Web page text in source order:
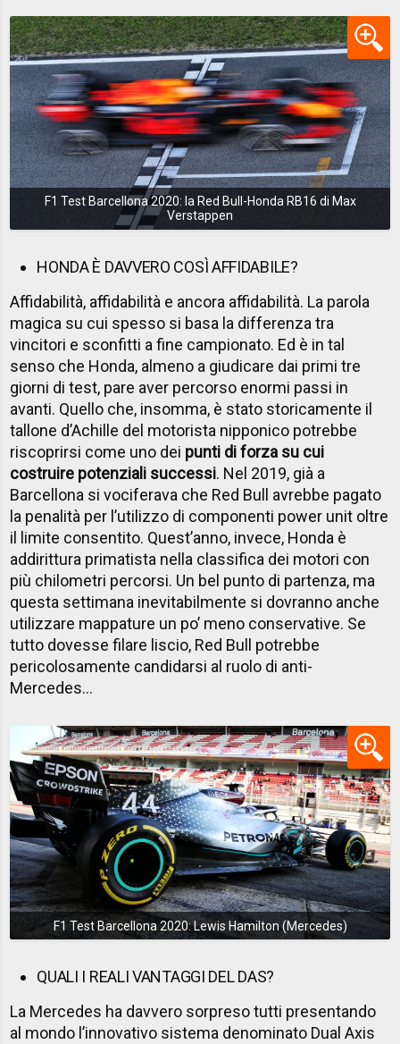
F1 Test Barcellona 2020: la Red Bull-Honda RB16 di Max
Verstappen
HONDA È DAVVERO COSÌ AFFIDABILE?
Affidabilità, affidabilità e ancora affidabilità. La parola
magica su cui spesso si basa la differenza tra
vincitori e sconfitti a fine campionato. Ed è in tal
senso che Honda, almeno a giudicare dai primi tre
giorni di test, pare aver percorso enormi passi in
avanti. Quello che, insomma, è stato storicamente il
tallone d’Achille del motorista nipponico potrebbe
riscoprirsi come uno dei punti di forza su cui
costruire potenziali successi. Nel 2019, già a
Barcellona si vociferava che Red Bull avrebbe pagato
la penalità per l’utilizzo di componenti power unit oltre
il limite consentito. Quest’anno, invece, Honda è
addirittura primatista nella classifica dei motori con
più chilometri percorsi. Un bel punto di partenza, ma
questa settimana inevitabilmente si dovranno anche
utilizzare mappature un po’ meno conservative. Se
tutto dovesse filare liscio, Red Bull potrebbe
pericolosamente candidarsi al ruolo di anti-
Mercedes…
F1 Test Barcellona 2020: Lewis Hamilton (Mercedes)
QUALI I REALI VANTAGGI DEL DAS?
La Mercedes ha davvero sorpreso tutti presentando
al mondo l’innovativo sistema denominato Dual Axis